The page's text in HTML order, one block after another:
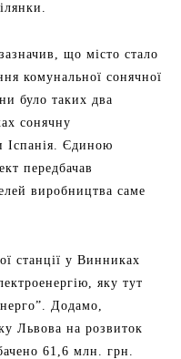
що місто стало
комунальної сонячної
було таких два
сонячну
Іспанія. Єдиною
передбачав
виробництва саме
станції у Винниках
яку тут
Додамо,
Львова на розвиток
61,6 млн. грн.